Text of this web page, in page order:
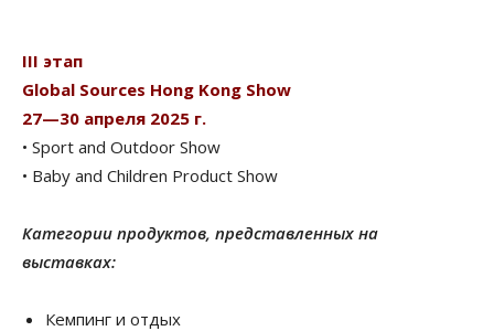
III этап
Global Sources Hong Kong Show
27—30 апреля 2025 г.
• Sport and Outdoor Show
• Baby and Children Product Show
​Категории продуктов, представленных на
выставках:
Кемпинг и отдых